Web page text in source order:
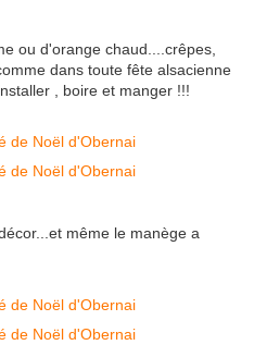
ou d'orange chaud....crêpes,
dans toute fête alsacienne
, boire et manger !!!
même le manège a